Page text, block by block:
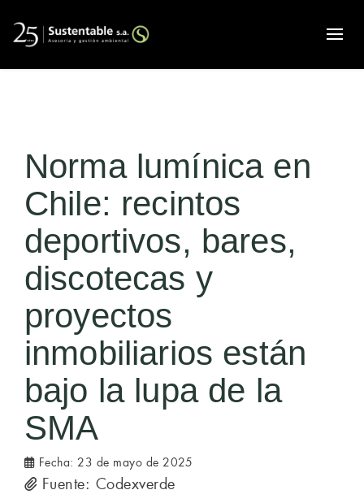
Norma lumínica en
Chile: recintos
deportivos, bares,
discotecas y
proyectos
inmobiliarios están
bajo la lupa de la
SMA
Fecha: 23 de mayo de 2025
Fuente: Codexverde